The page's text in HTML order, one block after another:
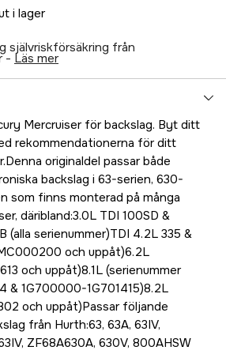
i lager
självriskförsäkring från
- läs mer
Mercruiser för backslag. Byt ditt
rekommendationerna för ditt
originaldel passar både
backslag i 63-serien, 630-
som finns monterad på många
däribland:3.0L TDI 100SD &
(alla serienummer)TDI 4.2L 335 &
och uppåt)6.2L
och uppåt)8.1L (serienummer
& 1G700000-1G701415)8.2L
och uppåt)Passar följande
från Hurth:63, 63A, 63IV,
ZF68A630A, 630V, 800AHSW